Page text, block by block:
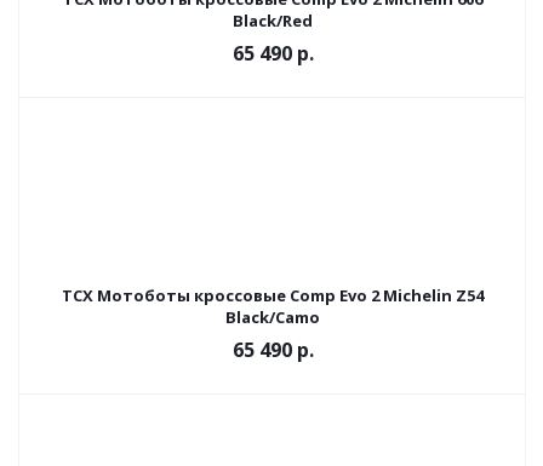
Black/Red
65 490 р.
TCX Мотоботы кроссовые Comp Evo 2 Michelin Z54
Black/Camo
65 490 р.